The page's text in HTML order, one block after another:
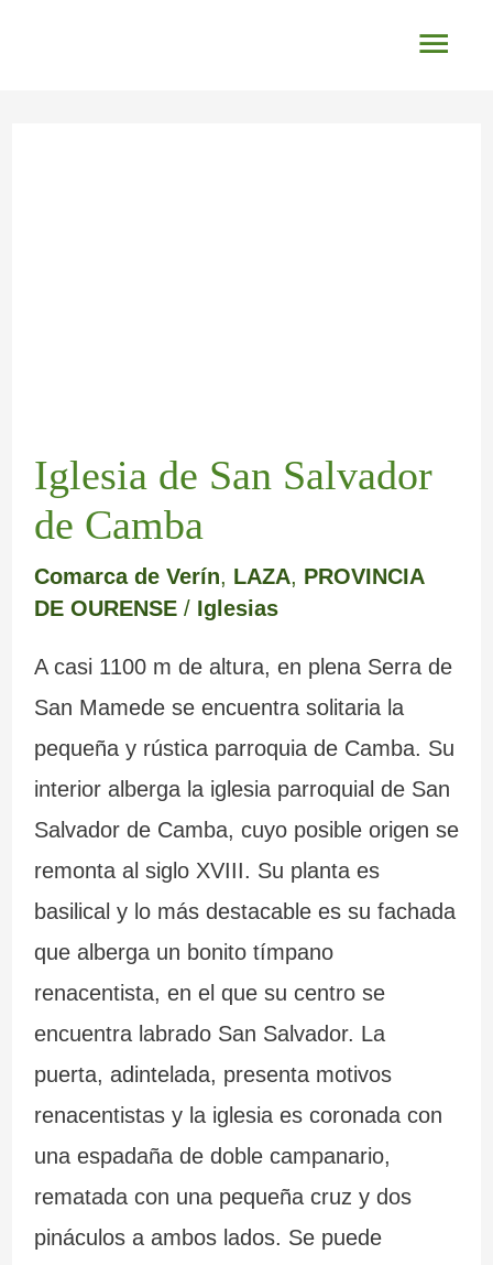
Iglesia de San Salvador
de Camba
Comarca de Verín, LAZA, PROVINCIA
DE OURENSE/ Iglesias
A casi 1100 m de altura, en plena Serra de
San Mamede se encuentra solitaria la
pequeña y rústica parroquia de Camba. Su
interior alberga la iglesia parroquial de San
Salvador de Camba, cuyo posible origen se
remonta al siglo XVIII. Su planta es
basilical y lo más destacable es su fachada
que alberga un bonito tímpano
renacentista, en el que su centro se
encuentra labrado San Salvador. La
puerta, adintelada, presenta motivos
renacentistas y la iglesia es coronada con
una espadaña de doble campanario,
rematada con una pequeña cruz y dos
pináculos a ambos lados. Se puede